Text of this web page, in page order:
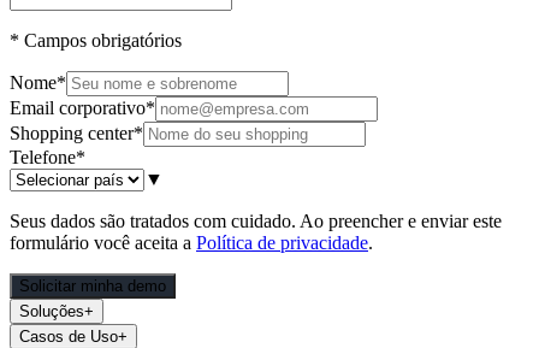
* Campos obrigatórios
Nome*
Email corporativo*
Shopping center*
Telefone*
▼
Seus dados são tratados com cuidado. Ao preencher e enviar este
formulário você aceita a Política de privacidade.
Solicitar minha demo
Soluções+
Casos de Uso+